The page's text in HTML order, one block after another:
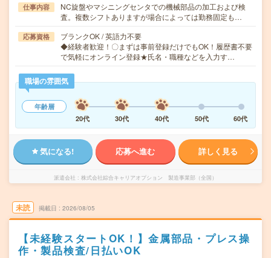
仕事内容
NC旋盤やマシニングセンタでの機械部品の加工および検
査。複数シフトありますが場合によっては勤務固定も…
応募資格
ブランクOK / 英語力不要
◆経験者歓迎！〇まずは事前登録だけでもOK！履歴書不要
で気軽にオンライン登録★氏名・職種などを入力す…
職場の雰囲気
年齢層
20代
30代 40代 50代 60代
気になる! 応募へ進む 詳しく見る
派遣会社 株式会社綜合キャリアオプション 製造事業部（全国）
未読 掲載日 2026/08/05
【未経験スタートOK！】金属部品・プレス操
作・製品検査/日払いOK